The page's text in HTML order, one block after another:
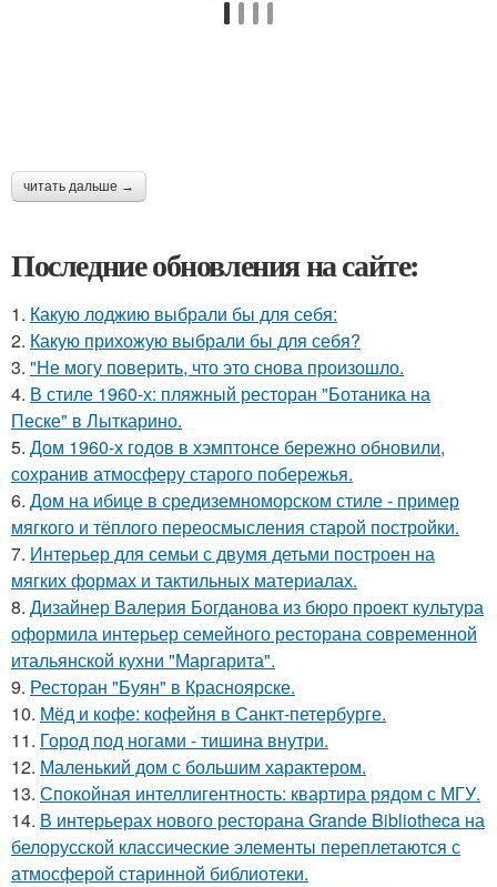
читать дальше →
Последние обновления на сайте:
1. Какую лоджию выбрали бы для себя:
2. Какую прихожую выбрали бы для себя?
3. "Не могу поверить, что это снова произошло.
4. В стиле 1960-х: пляжный ресторан "Ботаника на
Песке" в Лыткарино.
5. Дом 1960-х годов в хэмптонсе бережно обновили,
сохранив атмосферу старого побережья.
6. Дом на ибице в средиземноморском стиле - пример
мягкого и тёплого переосмысления старой постройки.
7. Интерьер для семьи с двумя детьми построен на
мягких формах и тактильных материалах.
8. Дизайнер Валерия Богданова из бюро проект культура
оформила интерьер семейного ресторана современной
итальянской кухни "Маргарита".
9. Ресторан "Буян" в Красноярске.
10. Мёд и кофе: кофейня в Санкт-петербурге.
11. Город под ногами - тишина внутри.
12. Маленький дом с большим характером.
13. Спокойная интеллигентность: квартира рядом с МГУ.
14. В интерьерах нового ресторана Grande Bibliotheca на
белорусской классические элементы переплетаются с
атмосферой старинной библиотеки.